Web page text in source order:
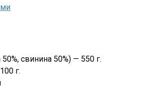
свинина 50%) — 550 г.
г.